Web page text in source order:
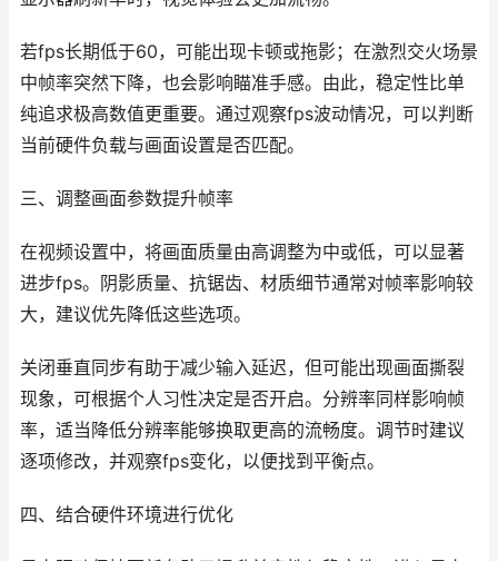
若fps长期低于60，可能出现卡顿或拖影；在激烈交火场景
中帧率突然下降，也会影响瞄准手感。由此，稳定性比单
纯追求极高数值更重要。通过观察fps波动情况，可以判断
当前硬件负载与画面设置是否匹配。
三、调整画面参数提升帧率
在视频设置中，将画面质量由高调整为中或低，可以显著
进步fps。阴影质量、抗锯齿、材质细节通常对帧率影响较
大，建议优先降低这些选项。
关闭垂直同步有助于减少输入延迟，但可能出现画面撕裂
现象，可根据个人习性决定是否开启。分辨率同样影响帧
率，适当降低分辨率能够换取更高的流畅度。调节时建议
逐项修改，并观察fps变化，以便找到平衡点。
四、结合硬件环境进行优化